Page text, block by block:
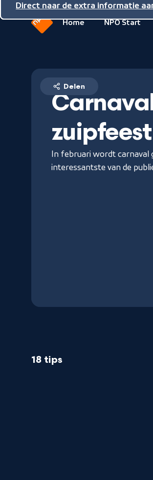
Direct naar de inhoud
Direct naar de hoofdnavigatie
Direct naar de extra informatie
van
Home NPO Start
zuipfeest
In februari wordt carnaval
interessantste van de
Delen
18 tips